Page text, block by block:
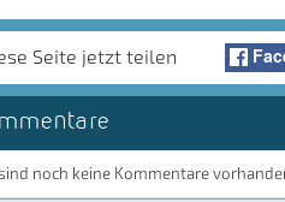
Seite jetzt teilen
noch keine Kommentare